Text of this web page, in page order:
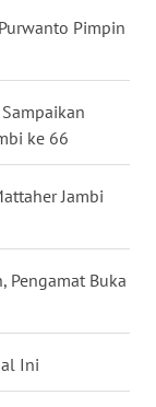
Pimpin
ke 66
Jambi
Pengamat Buka
Ini